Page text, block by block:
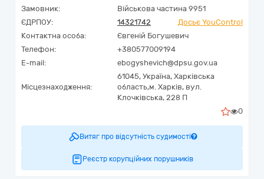
Замовник:
Військова частина 9951
ЄДРПОУ:
14321742
Досьє YouControl
Контактна особа:
Євгеній Богушевич
Телефон:
+380577009194
E-mail:
ebogyshevich@dpsu.gov.ua
Місцезнаходження:
61045, Україна, Харківська
область,м. Харків, вул.
Клочківська, 228 П
0
Витяг про відсутність судимості
Реєстр корупційних порушників